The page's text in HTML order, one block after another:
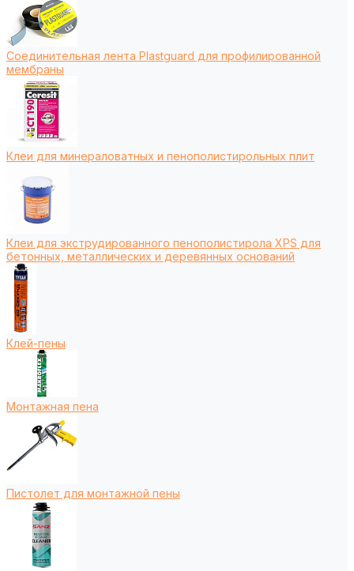
Соединительная лента Plastguard для профилированной
мембраны
Клеи для минераловатных и пенополистирольных плит
Клеи для экструдированного пенополистирола XPS для
бетонных, металлических и деревянных оснований
Клей-пены
Монтажная пена
Пистолет для монтажной пены